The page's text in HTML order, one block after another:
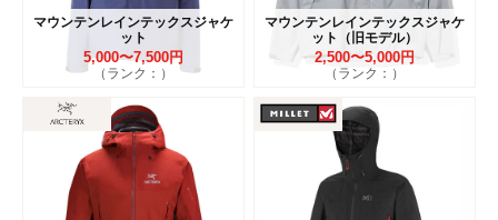
マウンテンレインテックスジャケ
ット
5,000〜7,500円
（ランク：）
マウンテンレインテックスジャケ
ット（旧モデル）
2,500〜5,000円
（ランク：）